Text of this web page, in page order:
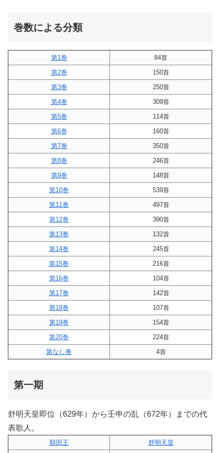
巻数による分類
第1巻
84首
第2巻
150首
第3巻
250首
第4巻
309首
第5巻
114首
第6巻
160首
第7巻
350首
第8巻
246首
第9巻
148首
第10巻
539首
第11巻
497首
第12巻
390首
第13巻
132首
第14巻
245首
第15巻
216首
第16巻
104首
第17巻
142首
第18巻
107首
第19巻
154首
第20巻
224首
第なし巻
4首
第一期
舒明天皇即位（629年）から壬申の乱（672年）までの代
表歌人。
額田王
舒明天皇